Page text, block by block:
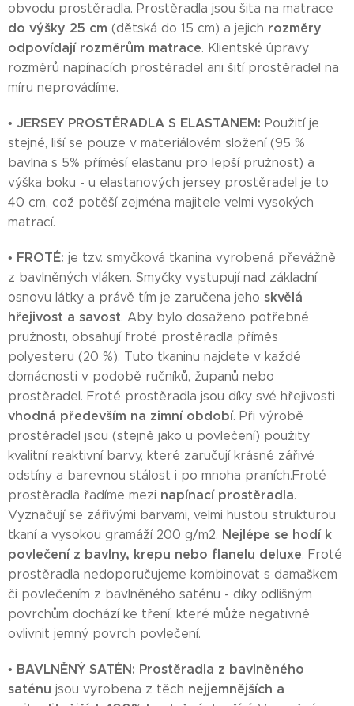
obvodu prostěradla. Prostěradla jsou šita na matrace
do výšky 25 cm (dětská do 15 cm) a jejich rozměry
odpovídají rozměrům matrace. Klientské úpravy
rozměrů napínacích prostěradel ani šití prostěradel na
míru neprovádíme.
• JERSEY PROSTĚRADLA S ELASTANEM: Použití je
stejné, liší se pouze v materiálovém složení (95 %
bavlna s 5% příměsí elastanu pro lepší pružnost) a
výška boku - u elastanových jersey prostěradel je to
40 cm, což potěší zejména majitele velmi vysokých
matrací.
• FROTÉ: je tzv. smyčková tkanina vyrobená převážně
z bavlněných vláken. Smyčky vystupují nad základní
osnovu látky a právě tím je zaručena jeho skvělá
hřejivost a savost. Aby bylo dosaženo potřebné
pružnosti, obsahují froté prostěradla příměs
polyesteru (20 %). Tuto tkaninu najdete v každé
domácnosti v podobě ručníků, županů nebo
prostěradel. Froté prostěradla jsou díky své hřejivosti
vhodná především na zimní období. Při výrobě
prostěradel jsou (stejně jako u povlečení) použity
kvalitní reaktivní barvy, které zaručují krásné zářivé
odstíny a barevnou stálost i po mnoha praních.Froté
prostěradla řadíme mezi napínací prostěradla.
Vyznačují se zářivými barvami, velmi hustou strukturou
tkaní a vysokou gramáží 200 g/m2. Nejlépe se hodí k
povlečení z bavlny, krepu nebo flanelu deluxe. Froté
prostěradla nedoporučujeme kombinovat s damaškem
či povlečením z bavlněného saténu - díky odlišným
povrchům dochází ke tření, které může negativně
ovlivnit jemný povrch povlečení.
• BAVLNĚNÝ SATÉN: Prostěradla z bavlněného
saténu jsou vyrobena z těch nejjemnějších a